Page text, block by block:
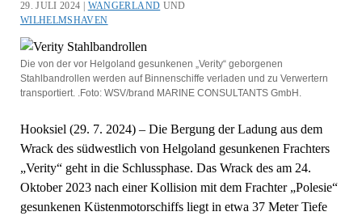
29. JULI 2024 | WANGERLAND UND
WILHELMSHAVEN
Die von der vor Helgoland gesunkenen „Verity“ geborgenen
Stahlbandrollen werden auf Binnenschiffe verladen und zu Verwertern
transportiert. .Foto: WSV/brand MARINE CONSULTANTS GmbH.
Hooksiel (29. 7. 2024) – Die Bergung der Ladung aus dem
Wrack des südwestlich von Helgoland gesunkenen Frachters
„Verity“ geht in die Schlussphase. Das Wrack des am 24.
Oktober 2023 nach einer Kollision mit dem Frachter „Polesie“
gesunkenen Küstenmotorschiffs liegt in etwa 37 Meter Tiefe